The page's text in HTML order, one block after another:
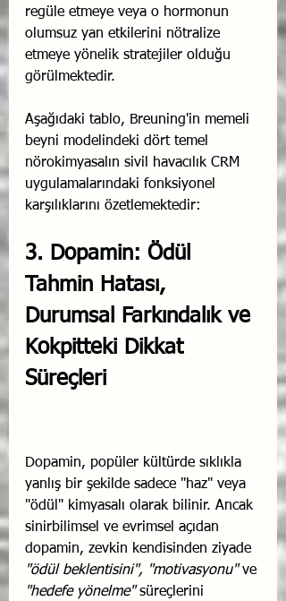
regüle etmeye veya o hormonun
olumsuz yan etkilerini nötralize
etmeye yönelik stratejiler olduğu
görülmektedir.
Aşağıdaki tablo, Breuning'in memeli
beyni modelindeki dört temel
nörokimyasalın sivil havacılık CRM
uygulamalarındaki fonksiyonel
karşılıklarını özetlemektedir:
3. Dopamin: Ödül
Tahmin Hatası,
Durumsal Farkındalık ve
Kokpitteki Dikkat
Süreçleri
Dopamin, popüler kültürde sıklıkla
yanlış bir şekilde sadece "haz" veya
"ödül" kimyasalı olarak bilinir. Ancak
sinirbilimsel ve evrimsel açıdan
dopamin, zevkin kendisinden ziyade
"ödül beklentisini", "motivasyonu" ve
"hedefe yönelme" süreçlerini